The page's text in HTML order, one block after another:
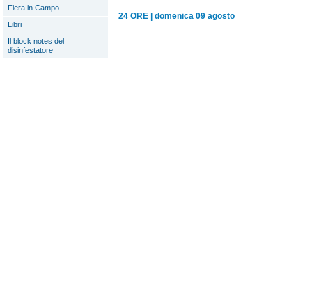
Fiera in Campo
Libri
Il block notes del
disinfestatore
24 ORE domenica 09 agosto